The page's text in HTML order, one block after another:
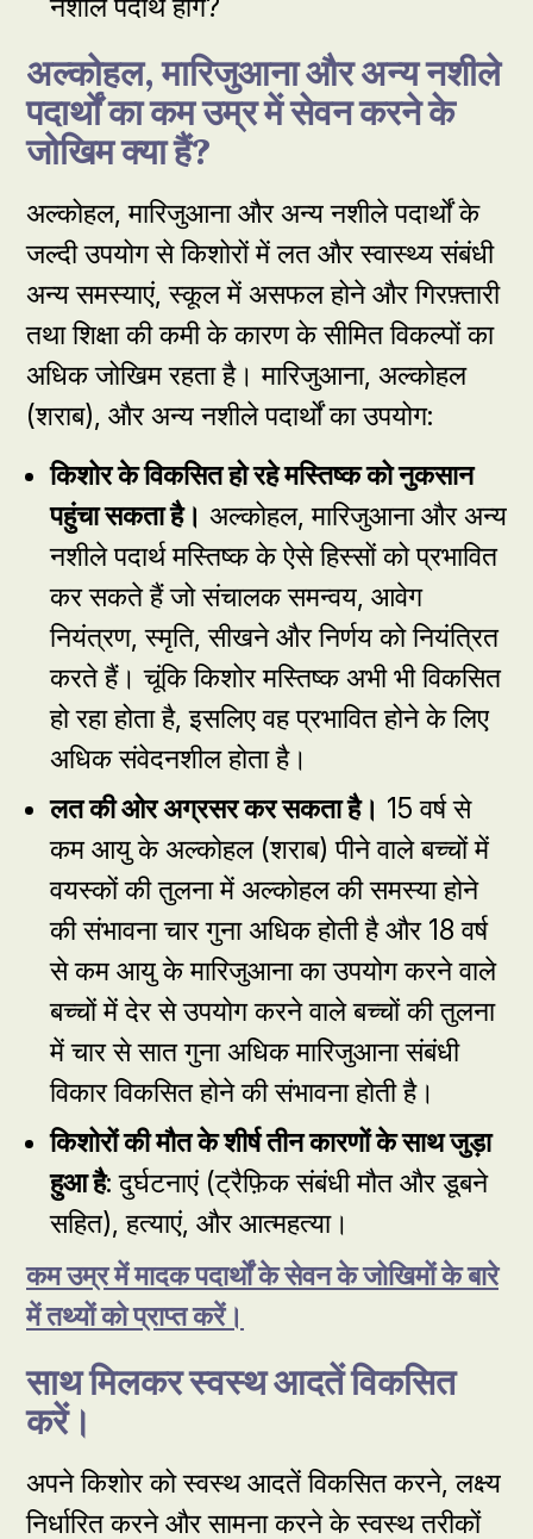
नशीले पदार्थ होंगे?
अल्कोहल, मारिजुआना और अन्य नशीले
पदार्थों का कम उम्र में सेवन करने के
जोखिम क्या हैं?
अल्कोहल, मारिजुआना और अन्य नशीले पदार्थों के
जल्दी उपयोग से किशोरों में लत और स्वास्थ्य संबंधी
अन्य समस्याएं, स्कूल में असफल होने और गिरफ़्तारी
तथा शिक्षा की कमी के कारण के सीमित विकल्पों का
अधिक जोखिम रहता है। मारिजुआना, अल्कोहल
(शराब), और अन्य नशीले पदार्थों का उपयोग:
किशोर केविकसितहो रहे मस्तिष्क को नुकसान
पहुंचासकता है। अल्कोहल, मारिजुआना और अन्य
नशीले पदार्थ मस्तिष्क के ऐसे हिस्सों को प्रभावित
कर सकते हैं जो संचालक समन्वय, आवेग
नियंत्रण, स्मृति, सीखने और निर्णय को नियंत्रित
करते हैं। चूंकि किशोर मस्तिष्क अभी भी विकसित
हो रहा होता है, इसलिए वह प्रभावित होने के लिए
अधिक संवेदनशील होता है।
लत की ओर अग्रसर करसकता है। 15 वर्ष से
कम आयु के अल्कोहल (शराब) पीने वाले बच्चों में
वयस्कों की तुलना में अल्कोहल की समस्या होने
की संभावना चार गुना अधिक होती है और 18 वर्ष
से कम आयु के मारिजुआना का उपयोग करने वाले
बच्चों में देर से उपयोग करने वाले बच्चों की तुलना
में चार से सात गुना अधिक मारिजुआना संबंधी
विकार विकसित होने की संभावना होती है।
किशोरों की मौत के शीर्ष तीन कारणों के साथजुड़ा
हुआ है: दुर्घटनाएं (ट्रैफ़िक संबंधी मौत और डूबने
सहित), हत्याएं, और आत्महत्या।
कम उम्र में मादक पदार्थों के सेवन के जोखिमों के बारे
में तथ्यों को प्राप्त करें।
साथ मिलकर स्वस्थ आदतें विकसित
करें।
अपने किशोर को स्वस्थ आदतें विकसित करने, लक्ष्य
निर्धारित करने और सामना करने के स्वस्थ तरीकों